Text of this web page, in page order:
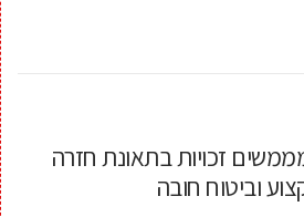
זכויות בתאונת חזרה
וביטוח חובה